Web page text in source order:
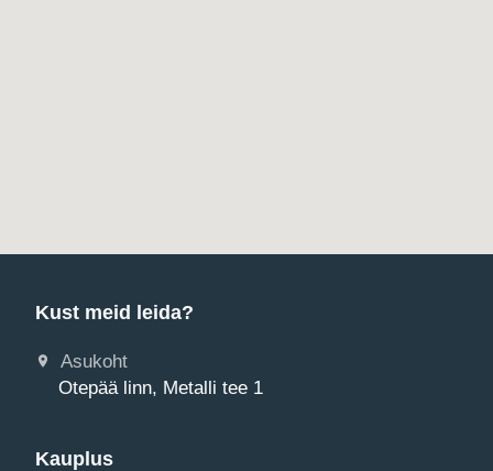
Kust meid leida?
Asukoht
Otepää linn, Metalli tee 1
Kauplus